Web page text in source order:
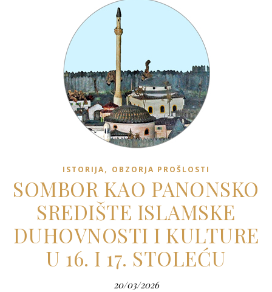
ISTORIJA, OBZORJA PROŠLOSTI
SOMBOR KAO PANONSKO
SREDIŠTE ISLAMSKE
DUHOVNOSTI I KULTURE
U 16. I 17. STOLEĆU
20/03/2026